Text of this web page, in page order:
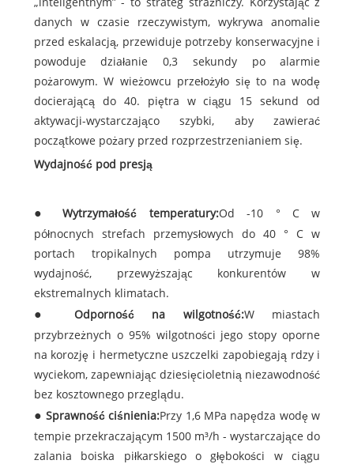
danych w czasie rzeczywistym, wykrywa anomalie
przed eskalacją, przewiduje potrzeby konserwacyjne i
powoduje działanie 0,3 sekundy po alarmie
pożarowym. W wieżowcu przełożyło się to na wodę
docierającą do 40. piętra w ciągu 15 sekund od
aktywacji-wystarczająco szybki, aby zawierać
początkowe pożary przed rozprzestrzenianiem się.
Wydajność pod presją
Wytrzymałość temperatury:Od -10 ° C w
północnych strefach przemysłowych do 40 ° C w
portach tropikalnych pompa utrzymuje 98%
wydajność, przewyższając konkurentów w
ekstremalnych klimatach.
Odporność na wilgotność:W miastach
przybrzeżnych o 95% wilgotności jego stopy oporne
na korozję i hermetyczne uszczelki zapobiegają rdzy i
wyciekom, zapewniając dziesięcioletnią niezawodność
bez kosztownego przeglądu.
Sprawność ciśnienia:Przy 1,6 MPa napędza wodę w
tempie przekraczającym 1500 m³/h - wystarczające do
zalania boiska piłkarskiego o głębokości w ciągu